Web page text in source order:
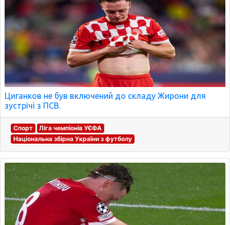
Циганков не був включений до складу Жирони для
зустрічі з ПСВ.
Спорт
Ліга чемпіонів УЄФА
Національна збірна України з футболу